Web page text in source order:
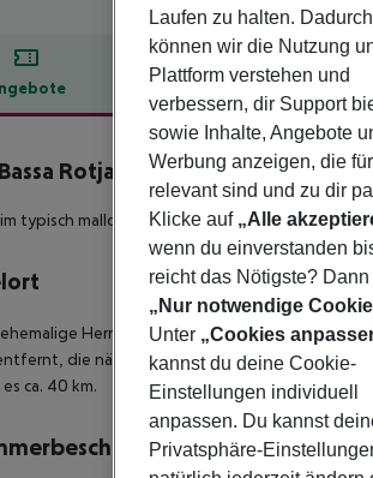
Hotelbeschreibung
Rotja Ecoturisme
4
im typisch mallorquinischen Stil erhaltene Hotel
Herrenhaus aus dem 13. Jahrhundert
die nächste Stadt Porreres mit
ca. 40 km.
Laufen zu halten. Dadurch
können wir die Nutzung
Plattform verstehen und
verbessern, dir Support
sowie Inhalte, Angebote
Werbung anzeigen, die
relevant sind und zu dir
Klicke auf „Alle
wenn du einverstanden
reicht das Nötigste?
„Nur notwendige
Unter „Cookies
kannst du deine Cookie-
Einstellungen individuell
anpassen. Du kannst
Privatsphäre-